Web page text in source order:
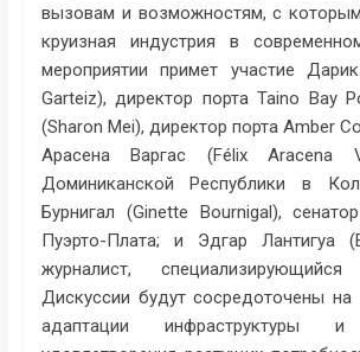
вызовам и возможностям, с
круизная индустрия в
мероприятии примет участие
Garteiz), директор порта Taino Bay
(Sharon Mei), директор порта Amber
Арасена Варгас (Félix Aracena
Доминиканской Республики в
Бурнигал (Ginette Bournigal),
Пуэрто-Плата; и Эдгар Лантигуа
журналист,
Дискуссии будут сосредоточены на
адаптации инфраструктуры